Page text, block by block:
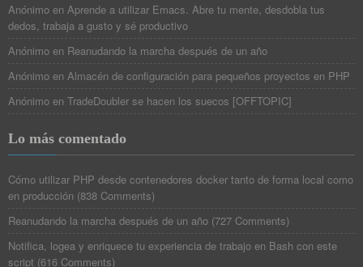
Anónimo en Aprende a utilizar Emacs. Abre tu mente, desdobla tus
dedos, trabaja a gusto y sé productivo
Anónimo en Reanudando la marcha después de un año
Anónimo en Almacén de configuración para pequeños proyectos en PHP
Anónimo en TradeDoubler se hacen los suecos [OFFTOPIC]
Lo más comentado
Cómo utilizar PHP desde contenedores docker tanto de forma local como
en producción (838 Comments)
Reanudando la marcha después de un año (727 Comments)
Notifica, logea y enriquece tu experiencia de trabajo en Bash con este
script (616 Comments)